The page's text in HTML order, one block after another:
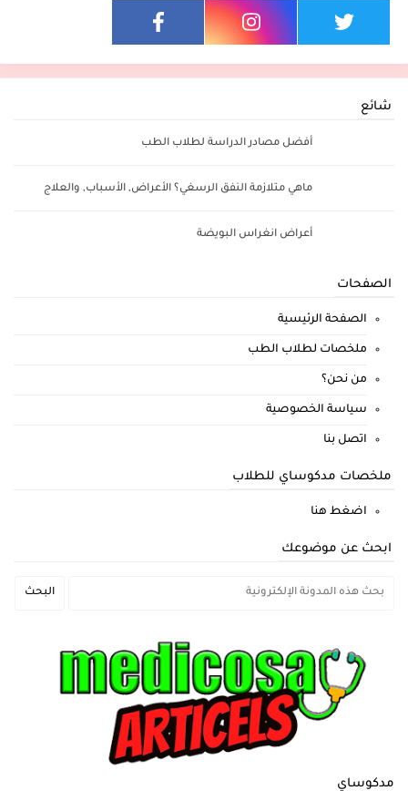
شائع
أفضل مصادر الدراسة لطلاب الطب
ماهي متلازمة النفق الرسغي؟ الأعراض, الأسباب, والعلاج
أعراض انغراس البويضة
الصفحات
الصفحة الرئيسية
ملخصات لطلاب الطب
من نحن؟
سياسة الخصوصية
اتصل بنا
ملخصات مدكوساي للطلاب
اضغط هنا
ابحث عن موضوعك
مدكوساي